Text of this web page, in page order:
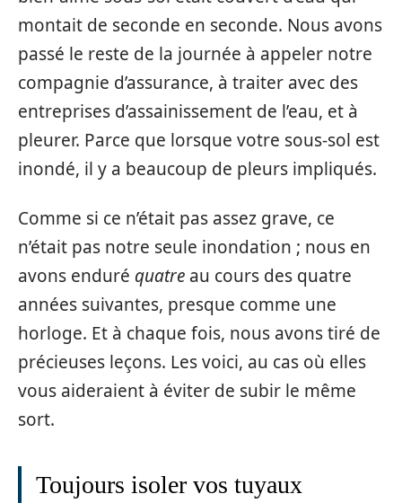
montait de seconde en seconde. Nous avons
passé le reste de la journée à appeler notre
compagnie d’assurance, à traiter avec des
entreprises d’assainissement de l’eau, et à
pleurer. Parce que lorsque votre sous-sol est
inondé, il y a beaucoup de pleurs impliqués.
Comme si ce n’était pas assez grave, ce
n’était pas notre seule inondation ; nous en
avons enduré quatre au cours des quatre
années suivantes, presque comme une
horloge. Et à chaque fois, nous avons tiré de
précieuses leçons. Les voici, au cas où elles
vous aideraient à éviter de subir le même
sort.
Toujours isoler vos tuyaux